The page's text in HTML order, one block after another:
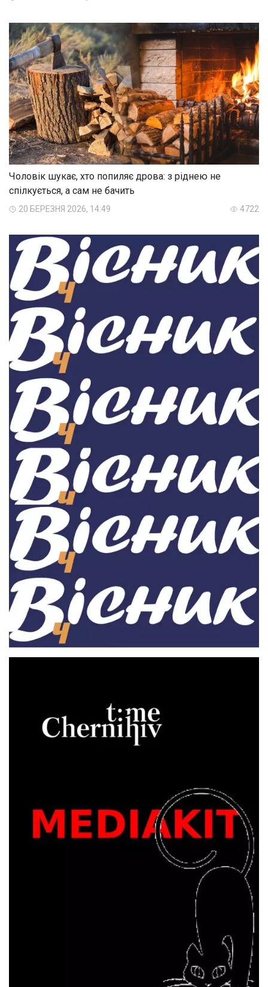
Чоловік шукає, хто попиляє дрова: з ріднею не
спілкується, а сам не бачить
20 БЕРЕЗНЯ 2026, 14:49 4722